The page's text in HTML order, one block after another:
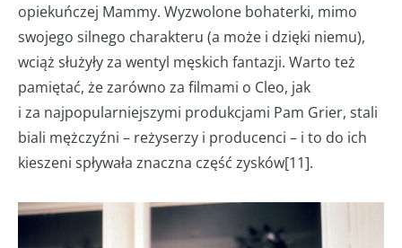
opiekuńczej Mammy. Wyzwolone bohaterki, mimo
swojego silnego charakteru (a może i dzięki niemu),
wciąż służyły za wentyl męskich fantazji. Warto też
pamiętać, że zarówno za filmami o Cleo, jak
i za najpopularniejszymi produkcjami Pam Grier, stali
biali mężczyźni – reżyserzy i producenci – i to do ich
kieszeni spływała znaczna część zysków[11].